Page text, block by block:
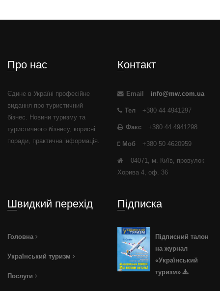
Про нас
Єдине в Україні професійне
видання про туристичний
бізнес. Новини туризму та
туристичного бізнесу, корисні
поради, практична інформація.
Контакт
Email info@mw.com.ua
Тел +380 44 4941297
Факс +380 44 4941298
Моб +380 50 4620959
04071, м. Київ, провулок
Хорива 4, оф. 36
Швидкий перехід
Головна
Український туризм
Послуги
Підписка
Підписний талон
на журнал
«Український
туризм»